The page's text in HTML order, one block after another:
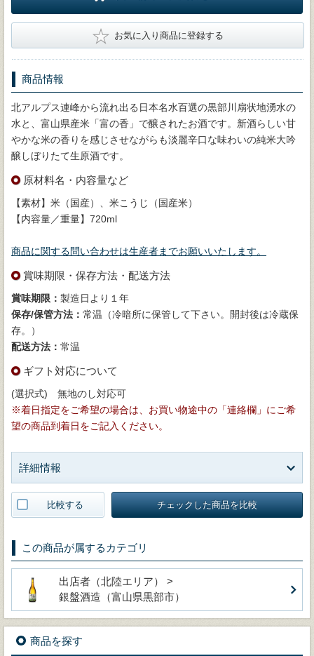
★ お気に入り商品に登録する
商品情報
北アルプス連峰から流れ出る日本名水百選の黒部川扇状地湧水の
水と、富山県産米「富の香」で醸されたお酒です。新酒らしい甘
やかな米の香りを感じさせながらも淡麗辛口な味わいの純米大吟
醸しぼりたて生原酒です。
原材料名・内容量など
【素材】米（国産）、米こうじ（国産米）
【内容量／重量】720ml
商品に関する問い合わせは生産者までお願いいたします。
賞味期限・保存方法・配送方法
賞味期限： 製造日より１年
保存/保管方法： 常温（冷暗所に保管して下さい。開封後は冷蔵保
存。）
配送方法： 常温
ギフト対応について
(選択式) 無地のし対応可
※着日指定をご希望の場合は、お買い物途中の「連絡欄」にご希
望の商品到着日をご記入ください。
詳細情報
比較する チェックした商品を比較
この商品が属するカテゴリ
出店者（北陸エリア） >
銀盤酒造（富山県黒部市）
商品を探す